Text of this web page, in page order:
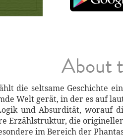
About
die seltsame Geschichte
Welt gerät, in der es auf
und Absurdität, worauf
Erzählstruktur, die
im Bereich der